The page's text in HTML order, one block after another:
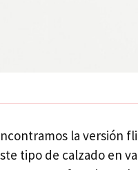
la versión
tipo de calzado en